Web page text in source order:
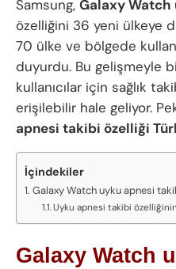
Samsung, Galaxy
özelliğini 36 yeni ülkeye
70 ülke ve bölgede
duyurdu. Bu gelişmeyle
kullanıcılar için sağlık
erişilebilir hale geliyor.
apnesi takibi özelliği
İçindekiler
Galaxy Watch uyku apnesi
Uyku apnesi takibi
Galaxy Watch